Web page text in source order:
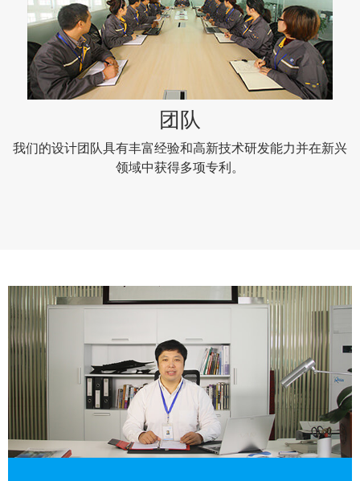
团队
我们的设计团队具有丰富经验和高新技术研发能力并在新兴
领域中获得多项专利。